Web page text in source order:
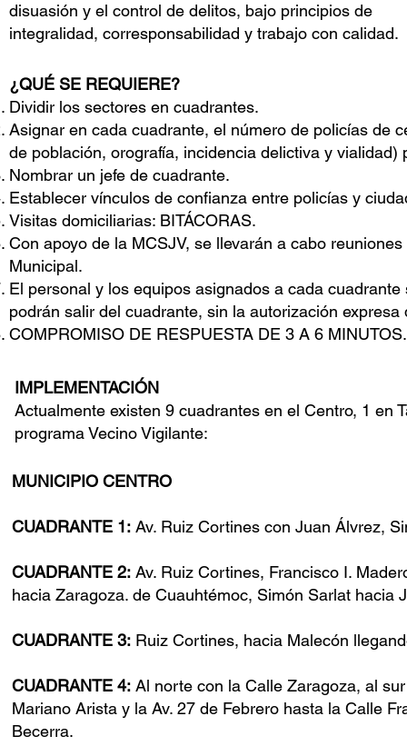
disuasión y el control de delitos, bajo principios de
integralidad, corresponsabilidad y trabajo con calidad.
¿QUÉ SE REQUIERE?
Dividir los sectores en cuadrantes.
Asignar en cada cuadrante, el número de policías de
de población, orografía, incidencia delictiva y vialidad)
Nombrar un jefe de cuadrante.
Establecer vínculos de confianza entre policías y
Visitas domiciliarias: BITÁCORAS.
Con apoyo de la MCSJV, se llevarán a cabo
Municipal.
El personal y los equipos asignados a cada
podrán salir del cuadrante, sin la autorización expresa
COMPROMISO DE RESPUESTA DE 3 A 6 MINUTOS.
IMPLEMENTACIÓN
Actualmente existen 9 cuadrantes en el Centro, 1 en
programa Vecino Vigilante:
MUNICIPIO CENTRO
CUADRANTE 1: Av. Ruiz Cortines con Juan Álvrez,
CUADRANTE 2: Av. Ruiz Cortines, Francisco I.
hacia Zaragoza. de Cuauhtémoc, Simón Sarlat hacia
CUADRANTE 3: Ruiz Cortines, hacia Malecón
CUADRANTE 4: Al norte con la Calle Zaragoza, al
Mariano Arista y la Av. 27 de Febrero hasta la Calle
Becerra.